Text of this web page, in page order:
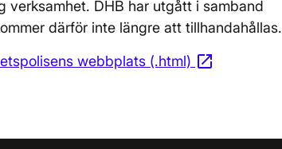
verksamhet. DHB har utgått i samband
därför inte längre att tillhandahållas.
webbplats (.html) open_in_new